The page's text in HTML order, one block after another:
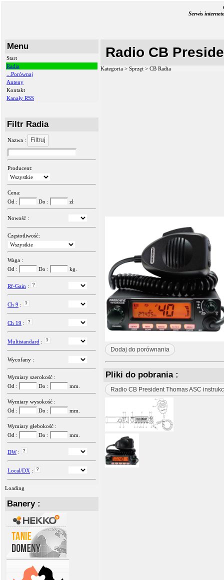
Serwis
Menu
Start
Radia
...Porównaj
Anteny
Kontakt
Kanały RSS
Filtr Radia
Nazwa : Filtruj
Producent:
Cena:
Od :
Do : zł
Nowość :
Częstotliwość:
Waga :
Od :
Do : kg.
Rf-Gain :
Ch 9 :
Ch 19 :
Multistandard :
Wycofany :
Wymiary szerokość :
Od :
Do : mm.
Wymiary wysokość :
Od :
Do : mm.
Wymiary głebokość :
Od :
Do : mm.
DW:
Local/DX :
Loading
Banery :
Radio CB
Kategoria > Sprzęt > CB Radia
Dodaj do porównania
Pliki do pobrania :
Radio CB President Thomas ASC